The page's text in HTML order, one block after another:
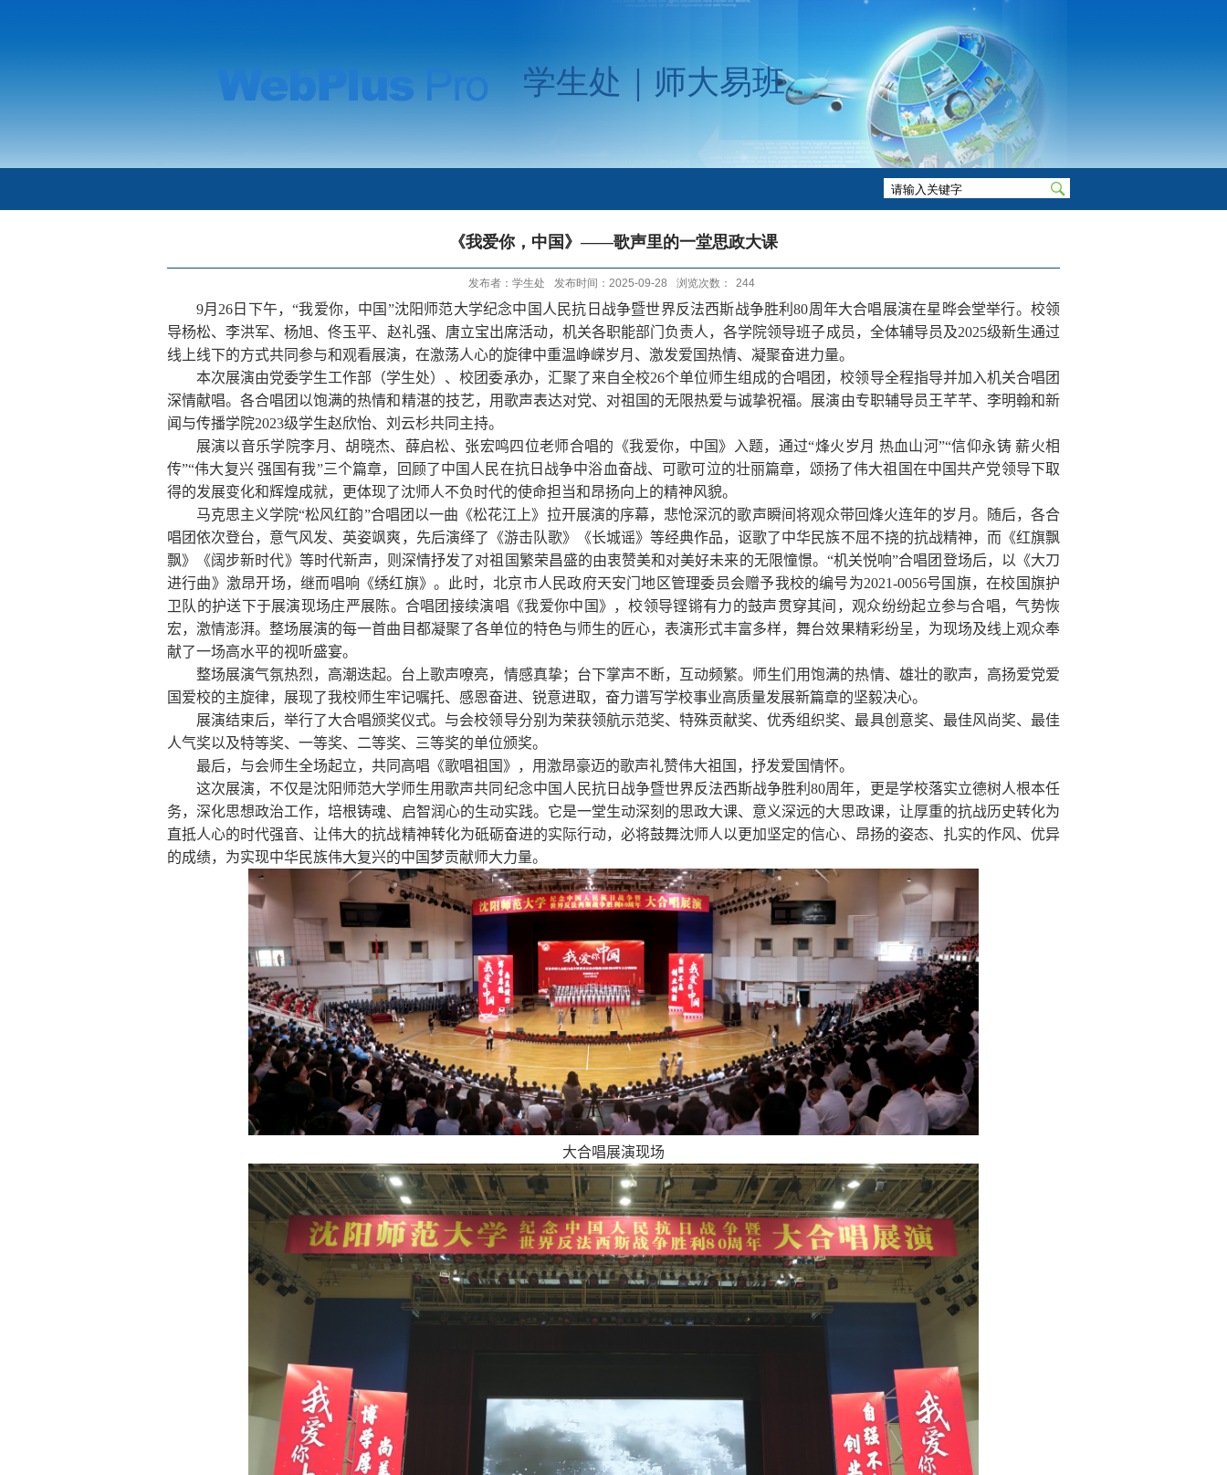
学生处｜师大易班
《我爱你，中国》——歌声里的一堂思政大课
发布者：学生处 发布时间：2025-09-28 浏览次数： 244
9月 26 日下午，“我爱你，中国”沈阳师范大学纪念中国人民抗日战争暨世界反法西斯战争胜利80周年大合唱展演在星晔会堂举行。校领
导杨松、李洪军、杨旭、佟玉平、赵礼强、唐立宝出席活动，机关各职能部门负责人，各学院领导班子成员，全体辅导员及2025级新生通过
线上线下的方式共同参与和观看展演，在激荡人心的旋律中重温峥嵘岁月、激发爱国热情、凝聚奋进力量。
本次展演由党委学生工作部（学生处）、校团委承办，汇聚了来自全校26个单位师生组成的合唱团，校领导全程指导并加入机关合唱团
深情献唱。各合唱团以饱满的热情和精湛的技艺，用歌声表达对党、对祖国的无限热爱与诚挚祝福。展演由专职辅导员王芊芊、李明翰和新
闻与传播学院2023级学生赵欣怡、刘云杉共同主持。
展演以音乐学院李月、胡晓杰、薛启松、张宏鸣四位老师合唱的《我爱你，中国》入题，通过“烽火岁月 热血山河”“信仰永铸 薪火相
传”“伟大复兴 强国有我”三个篇章，回顾了中国人民在抗日战争中浴血奋战、可歌可泣的壮丽篇章，颂扬了伟大祖国在中国共产党领导下取
得的发展变化和辉煌成就，更体现了沈师人不负时代的使命担当和昂扬向上的精神风貌。
马克思主义学院“松风红韵”合唱团以一曲《松花江上》拉开展演的序幕，悲怆深沉的歌声瞬间将观众带回烽火连年的岁月。随后，各合
唱团依次登台，意气风发、英姿飒爽，先后演绎了《游击队歌》《长城谣》等经典作品，讴歌了中华民族不屈不挠的抗战精神，而《红旗飘
飘》《阔步新时代》等时代新声，则深情抒发了对祖国繁荣昌盛的由衷赞美和对美好未来的无限憧憬。“机关悦响”合唱团登场后，以《大刀
进行曲》激昂开场，继而唱响《绣红旗》。此时，北京市人民政府天安门地区管理委员会赠予我校的编号为2021-0056号国旗，在校国旗护
卫队的护送下于展演现场庄严展陈。合唱团接续演唱《我爱你中国》，校领导铿锵有力的鼓声贯穿其间，观众纷纷起立参与合唱，气势恢
宏，激情澎湃。整场展演的每一首曲目都凝聚了各单位的特色与师生的匠心，表演形式丰富多样，舞台效果精彩纷呈，为现场及线上观众奉
献了一场高水平的视听盛宴。
整场展演气氛热烈，高潮迭起。台上歌声嘹亮，情感真挚；台下掌声不断，互动频繁。师生们用饱满的热情、雄壮的歌声，高扬爱党爱
国爱校的主旋律，展现了我校师生牢记嘱托、感恩奋进、锐意进取，奋力谱写学校事业高质量发展新篇章的坚毅决心。
展演结束后，举行了大合唱颁奖仪式。与会校领导分别为荣获领航示范奖、特殊贡献奖、优秀组织奖、最具创意奖、最佳风尚奖、最佳
人气奖以及特等奖、一等奖、二等奖、三等奖的单位颁奖。
最后，与会师生全场起立，共同高唱《歌唱祖国》，用激昂豪迈的歌声礼赞伟大祖国，抒发爱国情怀。
这次展演，不仅是沈阳师范大学师生用歌声共同纪念中国人民抗日战争暨世界反法西斯战争胜利80周年，更是学校落实立德树人根本任
务，深化思想政治工作，培根铸魂、启智润心的生动实践。它是一堂生动深刻的思政大课、意义深远的大思政课，让厚重的抗战历史转化为
直抵人心的时代强音、让伟大的抗战精神转化为砥砺奋进的实际行动，必将鼓舞沈师人以更加坚定的信心、昂扬的姿态、扎实的作风、优异
的成绩，为实现中华民族伟大复兴的中国梦贡献师大力量。
大合唱展演现场